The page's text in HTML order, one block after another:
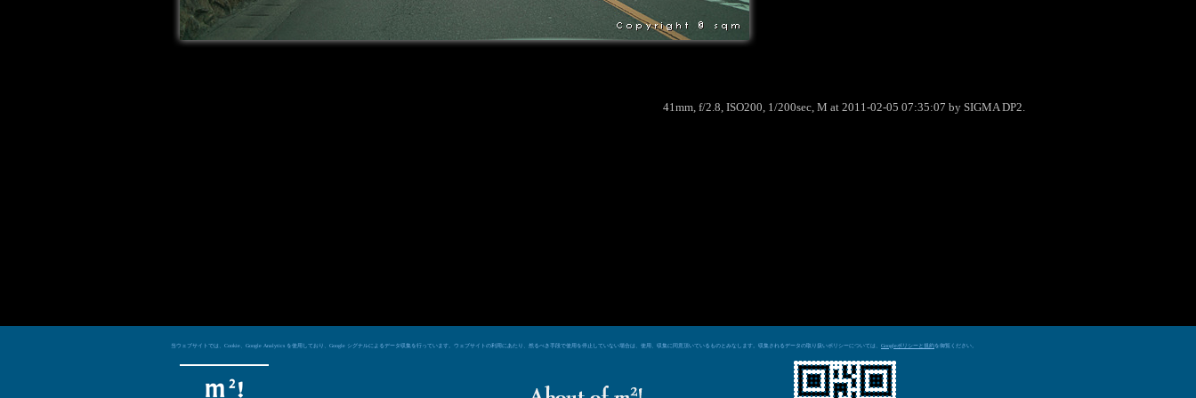
41mm, f/2.8, ISO200, 1/200sec, M at 2011-02-05 07:35:07 by SIGMA DP2.
当ウェブサイトでは、Cookie、Google Analytics を使用しており、Google シグナルによるデータ収集を行っています。ウェブサイトの利用にあたり、然るべき手段で使用を停止していない場合は、使用、収集に同意頂いているものとみなします。収集されるデータの取り扱いポリシーについては、 Googleポリシーと規約を御覧ください。